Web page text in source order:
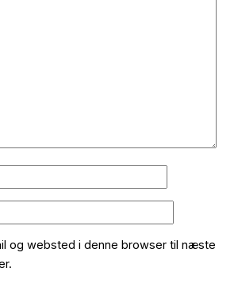
og websted i denne browser til næste